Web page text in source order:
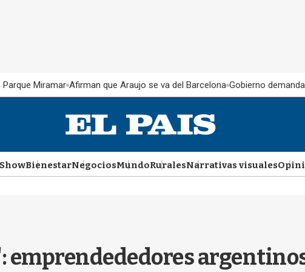
Miramar Afirman que Araujo se va del Barcelona Gobierno
BienestarNegociosMundoRuralesNarrativas visuales
emprendededores